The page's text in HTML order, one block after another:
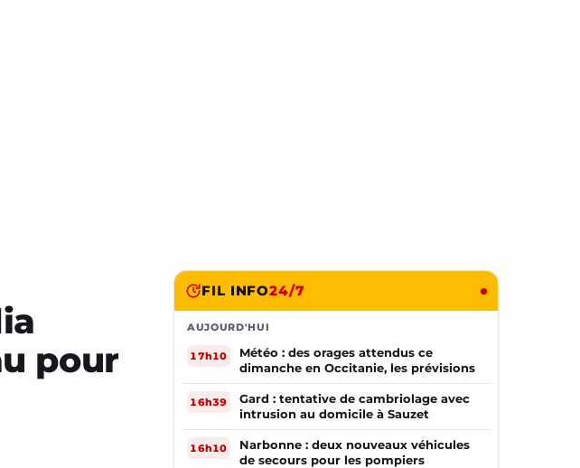
pour
FIL INFO24/7
AUJOURD'HUI
17h10
Météo : des orages attendus ce
dimanche en Occitanie, les prévisions
16h39
Gard : tentative de cambriolage avec
intrusion au domicile à Sauzet
16h10
Narbonne : deux nouveaux véhicules
de secours pour les pompiers